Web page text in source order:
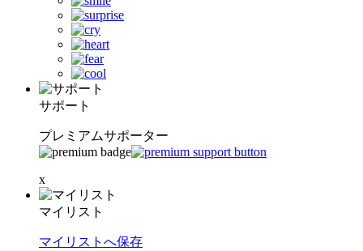
サポート
プレミアムサポーター
x
マイリスト
マイリストへ保存